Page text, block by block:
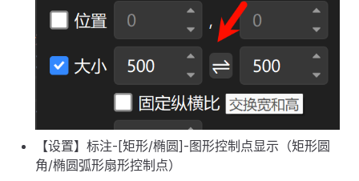
【设置】标注-[矩形/椭圆]-图形控制点显示（矩形圆
角/椭圆弧形扇形控制点）